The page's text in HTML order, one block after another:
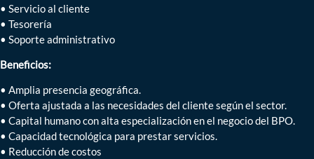
• Servicio al cliente
• Tesorería
• Soporte administrativo
Beneficios:
• Amplia presencia geográfica.
• Oferta ajustada a las necesidades del cliente según el sector.
• Capital humano con alta especialización en el negocio del BPO.
• Capacidad tecnológica para prestar servicios.
• Reducción de costos